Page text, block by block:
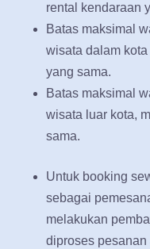
rental kendaraan
Batas maksimal
wisata dalam
yang sama.
Batas maksimal
wisata luar kota,
sama.
Untuk booking
sebagai
melakukan
diproses pesanan